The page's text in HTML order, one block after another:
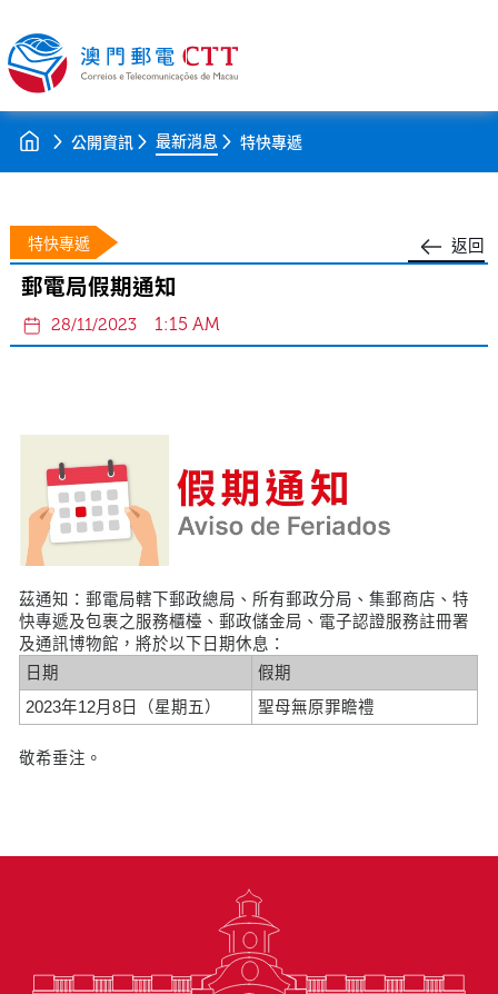
公開資訊 最新消息 特快專遞
返回
特快專遞
郵電局假期通知
28/11/2023 1:15 AM
茲通知：郵電局轄下郵政總局、所有郵政分局、集郵商店、特
快專遞及包裹之服務櫃檯、郵政儲金局、電子認證服務註冊署
及通訊博物館，將於以下日期休息：
日期
假期
2023年12月8日（星期五）
聖母無原罪瞻禮
敬希垂注。